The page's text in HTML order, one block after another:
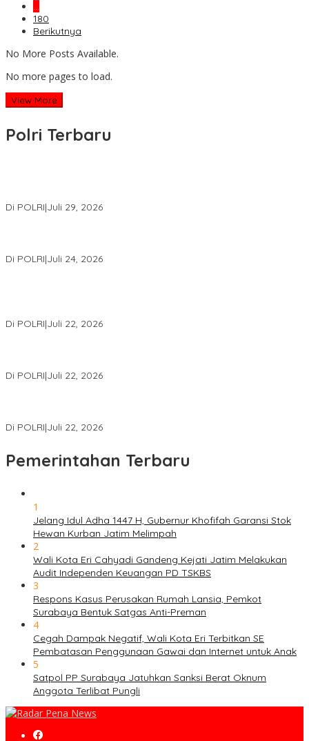
…
180
Berikutnya
No More Posts Available.
No more pages to load.
View More
Polri Terbaru
Di POLRI|Juli 29, 2026
Di POLRI|Juli 24, 2026
Di POLRI|Juli 22, 2026
Di POLRI|Juli 22, 2026
Di POLRI|Juli 22, 2026
Pemerintahan Terbaru
1
Jelang Idul Adha 1447 H, Gubernur Khofifah Garansi Stok
Hewan Kurban Jatim Melimpah
2
Wali Kota Eri Cahyadi Gandeng Kejati Jatim Melakukan
Audit Independen Keuangan PD TSKBS
3
Respons Kasus Perusakan Rumah Lansia, Pemkot
Surabaya Bentuk Satgas Anti-Preman
4
Cegah Dampak Negatif, Wali Kota Eri Terbitkan SE
Pembatasan Penggunaan Gawai dan Internet untuk Anak
5
Satpol PP Surabaya Jatuhkan Sanksi Berat Oknum
Anggota Terlibat Pungli